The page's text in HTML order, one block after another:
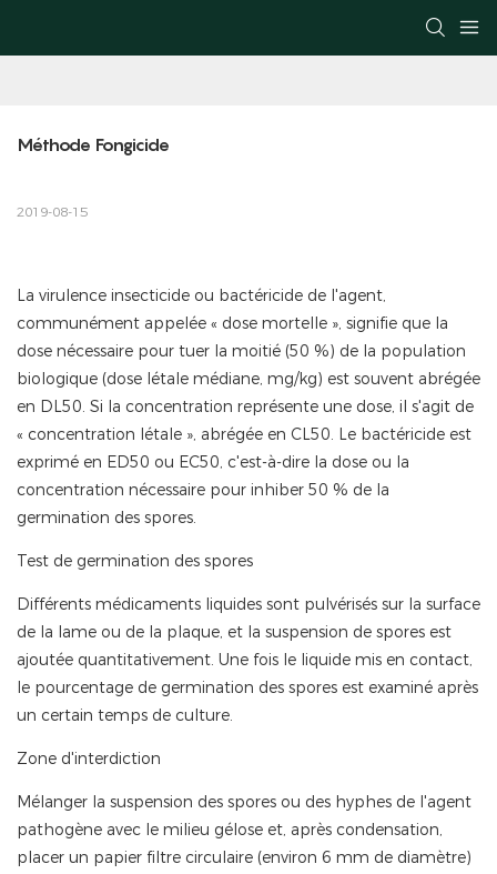
Méthode Fongicide
2019-08-15
La virulence insecticide ou bactéricide de l'agent,
communément appelée « dose mortelle », signifie que la
dose nécessaire pour tuer la moitié (50 %) de la population
biologique (dose létale médiane, mg/kg) est souvent abrégée
en DL50. Si la concentration représente une dose, il s'agit de
« concentration létale », abrégée en CL50. Le bactéricide est
exprimé en ED50 ou EC50, c'est-à-dire la dose ou la
concentration nécessaire pour inhiber 50 % de la
germination des spores.
Test de germination des spores
Différents médicaments liquides sont pulvérisés sur la surface
de la lame ou de la plaque, et la suspension de spores est
ajoutée quantitativement. Une fois le liquide mis en contact,
le pourcentage de germination des spores est examiné après
un certain temps de culture.
Zone d'interdiction
Mélanger la suspension des spores ou des hyphes de l'agent
pathogène avec le milieu gélose et, après condensation,
placer un papier filtre circulaire (environ 6 mm de diamètre)